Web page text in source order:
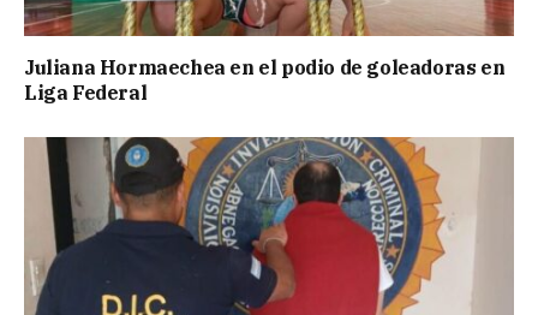
Juliana Hormaechea en el podio de goleadoras en
Liga Federal